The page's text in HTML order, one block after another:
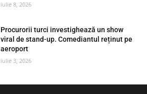
iulie 8, 2026
Procurorii turci investighează un show
viral de stand-up. Comediantul reținut pe
aeroport
iulie 3, 2026